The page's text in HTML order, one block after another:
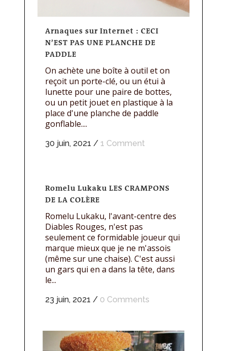
Arnaques sur Internet : CECI
N’EST PAS UNE PLANCHE DE
PADDLE
On achète une boîte à outil et on
reçoit un porte-clé, ou un étui à
lunette pour une paire de bottes,
ou un petit jouet en plastique à la
place d'une planche de paddle
gonflable....
30 juin, 2021 / 1 Comment
Romelu Lukaku LES CRAMPONS
DE LA COLÈRE
Romelu Lukaku, l'avant-centre des
Diables Rouges, n'est pas
seulement ce formidable joueur qui
marque mieux que je ne m'assois
(même sur une chaise). C'est aussi
un gars qui en a dans la tête, dans
le...
23 juin, 2021 / 0 Comments